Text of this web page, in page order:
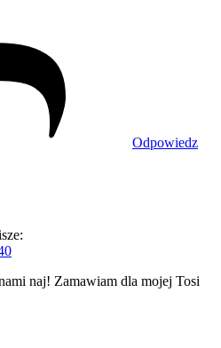
Odpowiedz
naj! Zamawiam dla mojej Tosi